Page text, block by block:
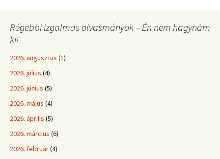
Régebbi izgalmas olvasmányok – Én nem hagynám
ki!
2026. augusztus (1)
2026. július (4)
2026. június (5)
2026. május (4)
2026. április (5)
2026. március (6)
2026. február(4)